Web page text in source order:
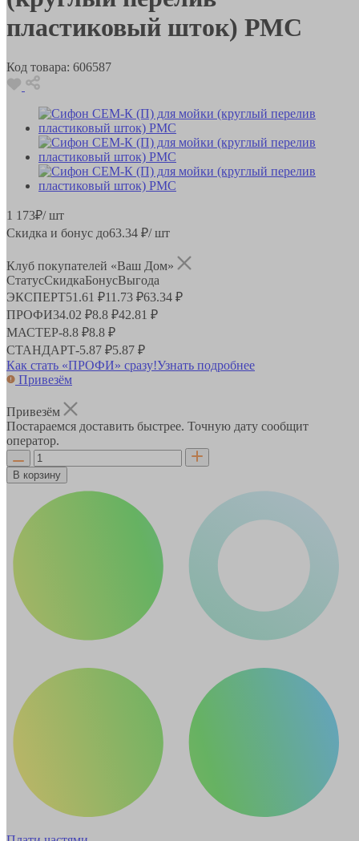
пластиковый шток) РМС
Код товара: 606587
1 173₽/ шт
Скидка и бонус до63.34 ₽/ шт
Клуб покупателей «Ваш Дом»
СтатусСкидкаБонусВыгода
ЭКСПЕРТ51.61 ₽11.73 ₽63.34 ₽
ПРОФИ34.02 ₽8.8 ₽42.81 ₽
МАСТЕР-8.8 ₽8.8 ₽
СТАНДАРТ-5.87 ₽5.87 ₽
Как стать «ПРОФИ» сразу!Узнать подробнее
Привезём
Привезём
Постараемся доставить быстрее. Точную дату сообщит
оператор.
В корзину